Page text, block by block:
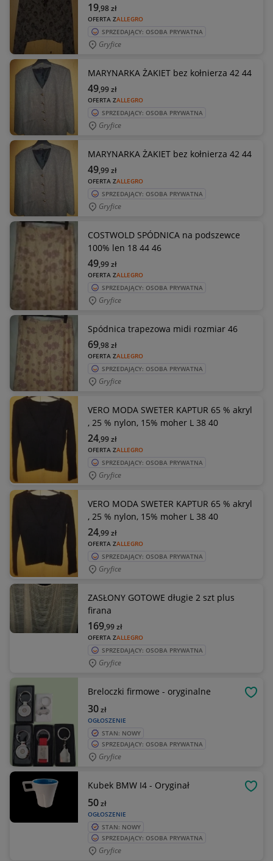
OFERTA ZALLEGRO
19,98zł
SPRZEDAJĄCY: OSOBA PRYWATNA
Gryfice
MARYNARKA ŻAKIET bez kołnierza 42 44
OFERTA ZALLEGRO
49,99zł
SPRZEDAJĄCY: OSOBA PRYWATNA
Gryfice
MARYNARKA ŻAKIET bez kołnierza 42 44
OFERTA ZALLEGRO
49,99zł
SPRZEDAJĄCY: OSOBA PRYWATNA
Gryfice
COSTWOLD SPÓDNICA na podszewce
100% len 18 44 46
OFERTA ZALLEGRO
49,99zł
SPRZEDAJĄCY: OSOBA PRYWATNA
Gryfice
Spódnica trapezowa midi rozmiar 46
OFERTA ZALLEGRO
69,98zł
SPRZEDAJĄCY: OSOBA PRYWATNA
Gryfice
VERO MODA SWETER KAPTUR 65 % akryl
, 25 % nylon, 15% moher L 38 40
OFERTA ZALLEGRO
24,99zł
SPRZEDAJĄCY: OSOBA PRYWATNA
Gryfice
VERO MODA SWETER KAPTUR 65 % akryl
, 25 % nylon, 15% moher L 38 40
OFERTA ZALLEGRO
24,99zł
SPRZEDAJĄCY: OSOBA PRYWATNA
Gryfice
ZASŁONY GOTOWE długie 2 szt plus
firana
OFERTA ZALLEGRO
169,99zł
SPRZEDAJĄCY: OSOBA PRYWATNA
Gryfice
Breloczki firmowe - oryginalne
OGŁOSZENIE
30zł
STAN: NOWY
SPRZEDAJĄCY: OSOBA PRYWATNA
Gryfice
Kubek BMW I4 - Oryginał
OGŁOSZENIE
50zł
STAN: NOWY
SPRZEDAJĄCY: OSOBA PRYWATNA
Gryfice